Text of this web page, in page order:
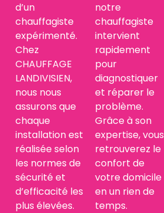
d’un
chauffagiste
expérimenté.
Chez
CHAUFFAGE
LANDIVISIEN,
nous nous
assurons que
chaque
installation est
réalisée selon
les normes de
sécurité et
d’efficacité les
plus élevées.
notre
chauffagiste
intervient
rapidement
pour
diagnostiquer
et réparer le
problème.
Grâce à son
expertise, vous
retrouverez le
confort de
votre domicile
en un rien de
temps.